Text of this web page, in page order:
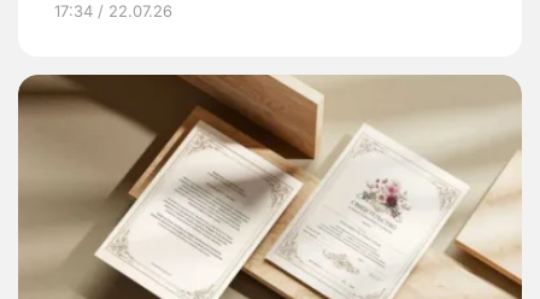
17:34 / 22.07.26